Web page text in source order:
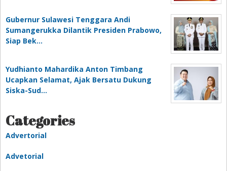
Gubernur Sulawesi Tenggara Andi
Sumangerukka Dilantik Presiden Prabowo,
Siap Bek…
Yudhianto Mahardika Anton Timbang
Ucapkan Selamat, Ajak Bersatu Dukung
Siska-Sud…
Categories
Advertorial
Advetorial